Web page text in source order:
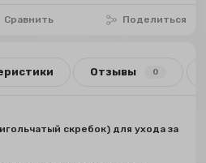
Сравнить Поделиться
Отзывы 0
скребок) для ухода за